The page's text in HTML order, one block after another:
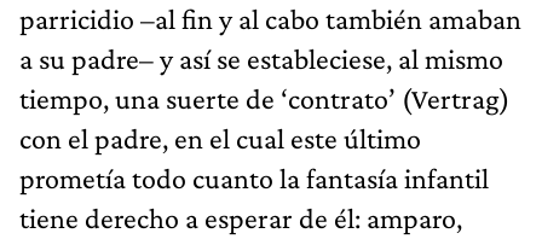
parricidio –al fin y al cabo también amaban
a su padre– y así se estableciese, al mismo
tiempo, una suerte de ‘contrato’ (Vertrag)
con el padre, en el cual este último
prometía todo cuanto la fantasía infantil
tiene derecho a esperar de él: amparo,